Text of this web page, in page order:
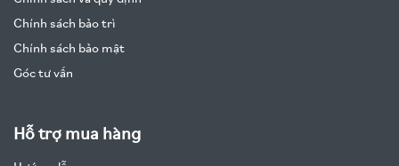
Chính sách bảo trì
Chính sách bảo mật
Góc tư vấn
Hỗ trợ mua hàng